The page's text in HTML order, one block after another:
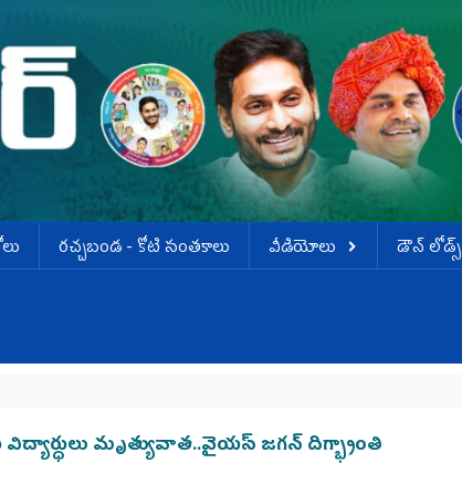
ర‌చ్చ‌బండ‌ - కోటి సంత‌కాలు వీడియోలు డౌన్ లోడ్స్
విద్యార్ధులు మృత్యువాత..వైయ‌స్ జ‌గ‌న్ దిగ్భ్రాంతి